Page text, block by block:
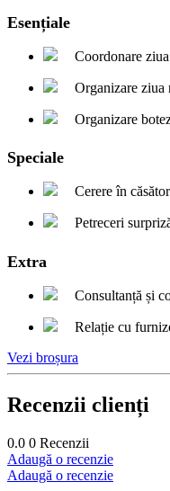
Esențiale
Coordonare
Organizare ziua
Organizare
Speciale
Cerere în
Petreceri
Extra
Consultanță și
Relație cu
Vezi broșura
Recenzii clienți
0.0 0 Recenzii
Adaugă o recenzie
Adaugă o recenzie